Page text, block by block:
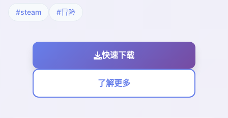
#steam #冒险
快速下载
了解更多